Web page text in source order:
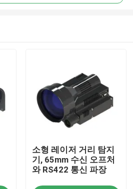
소형 레이저 거리 탐지
기, 65mm 수신 오프처
와 RS422 통신 파장